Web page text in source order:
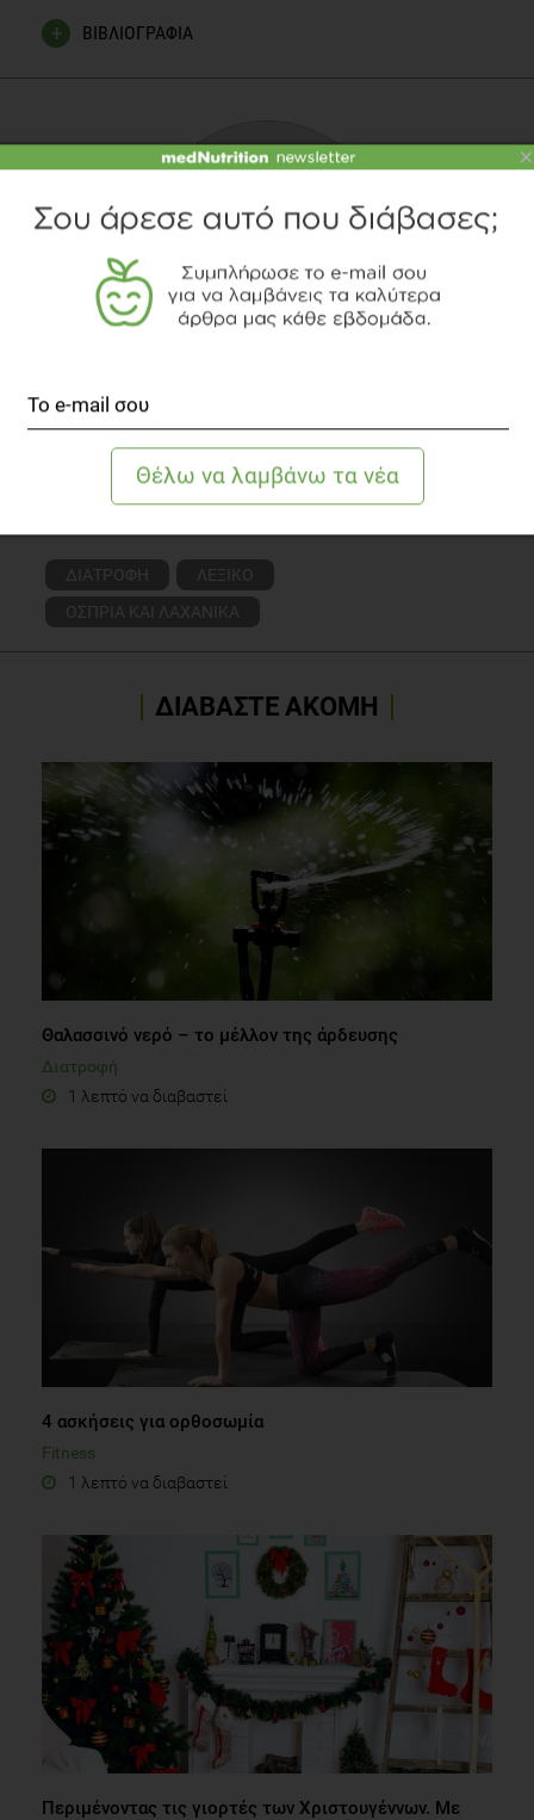
ΒΙΒΛΙΟΓΡΑΦΙΑ
Release
quality and health benefits of chickpea (Cicer arietinum L.): a
Wallace TC, Murray R, Zelman KM., The Nutritional Value and
Health Benefits of Chikpeas and Hummus. Nutrients. 2016: 8
ΚΩΝΣΤΑΝΤΊΝΑ ΑΠΟΣΤΟΛΟΠΟΎΛΟΥ
Διαιτολόγος - Διατροφολόγος, M.Sc.
ΔΙΑΤΡΟΦΗ
ΛΕΞΙΚΟ
ΟΣΠΡΙΑ ΚΑΙ ΛΑΧΑΝΙΚΑ
ΔΙΑΒΑΣΤΕ ΑΚΟΜΗ
Θαλασσινό νερό – το μέλλον της άρδευσης
Διατροφή
1 λεπτό να διαβαστεί
4 ασκήσεις για ορθοσωμία
Fitness
1 λεπτό να διαβαστεί
Περιμένοντας τις γιορτές των Χριστουγέννων. Με
×